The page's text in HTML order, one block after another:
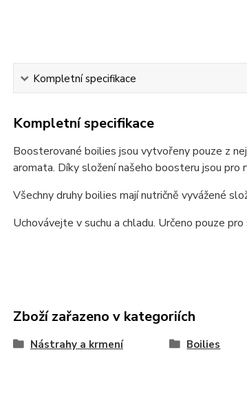
Kompletní specifikace
Kompletní specifikace
Boosterované boilies jsou vytvořeny pouze z
aromata. Díky složení našeho boosteru jsou pro
Všechny druhy boilies mají nutričně vyvážené
Uchovávejte v suchu a chladu. Určeno pouze
Zboží zařazeno v kategoriích
Nástrahy a krmení Boilies